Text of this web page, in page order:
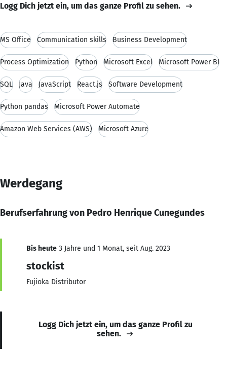
Logg Dich jetzt ein, um das ganze Profil zu sehen.
MS Office Communication skills Business Development
Process Optimization Python Microsoft Excel Microsoft Power BI
SQL Java JavaScript React.js Software Development
Python pandas Microsoft Power Automate
Amazon Web Services (AWS) Microsoft Azure
Werdegang
Berufserfahrung von Pedro Henrique Cunegundes
Bis heute 3 Jahre und 1 Monat, seit Aug. 2023
stockist
Fujioka Distributor
Logg Dich jetzt ein, um das ganze Profil zu
sehen.